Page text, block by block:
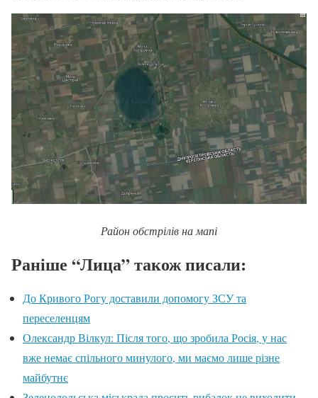
Район обстрілів на мапі
Раніше “Лица” також писали:
До Кривого Рогу доставили допомогу ЗСУ та
переселенцям
Олександр Вілкул: Після того, що зробила Росія, у нас
вже немає спільного минулого, ми маємо лише різне
майбутнє